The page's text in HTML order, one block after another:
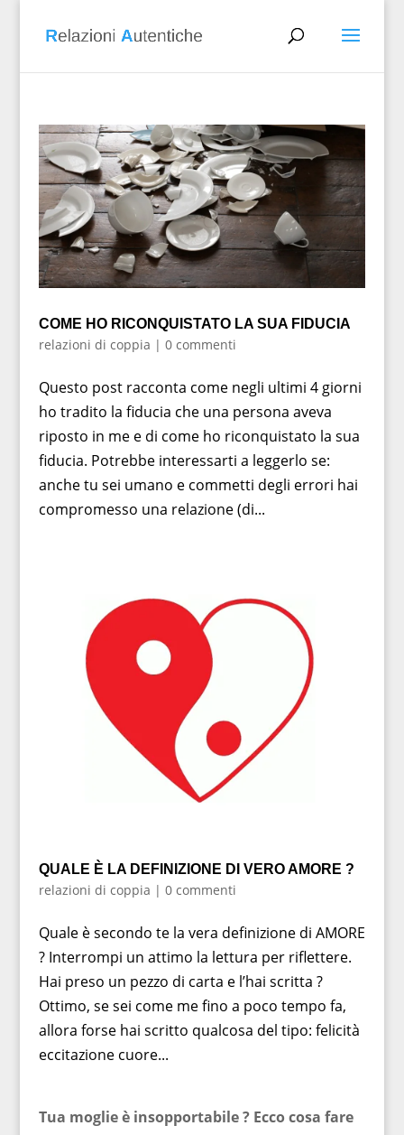
COME HO RICONQUISTATO LA SUA FIDUCIA
relazioni di coppia | 0 commenti
Questo post racconta come negli ultimi 4 giorni
ho tradito la fiducia che una persona aveva
riposto in me e di come ho riconquistato la sua
fiducia. Potrebbe interessarti a leggerlo se:
anche tu sei umano e commetti degli errori hai
compromesso una relazione (di...
QUALE È LA DEFINIZIONE DI VERO AMORE ?
relazioni di coppia | 0 commenti
Quale è secondo te la vera definizione di AMORE
? Interrompi un attimo la lettura per riflettere.
Hai preso un pezzo di carta e l’hai scritta ?
Ottimo, se sei come me fino a poco tempo fa,
allora forse hai scritto qualcosa del tipo: felicità
eccitazione cuore...
Tua moglie è insopportabile ? Ecco cosa fare